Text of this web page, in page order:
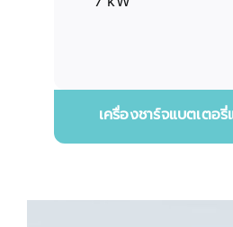
เครื่องชาร์จแบตเตอ